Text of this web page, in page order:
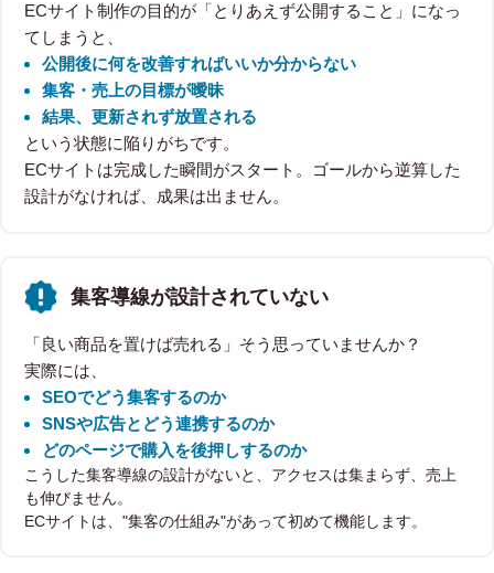
ECサイト制作の目的が「とりあえず公開すること」になっ
てしまうと、
公開後に何を改善すればいいか分からない
集客・売上の目標が曖昧
結果、更新されず放置される
という状態に陥りがちです。
ECサイトは完成した瞬間がスタート。ゴールから逆算した
設計がなければ、成果は出ません。
集客導線が設計されていない
「良い商品を置けば売れる」そう思っていませんか？
実際には、
SEOでどう集客するのか
SNSや広告とどう連携するのか
どのページで購入を後押しするのか
こうした集客導線の設計がないと、アクセスは集まらず、売上
も伸びません。
ECサイトは、"集客の仕組み"があって初めて機能します。